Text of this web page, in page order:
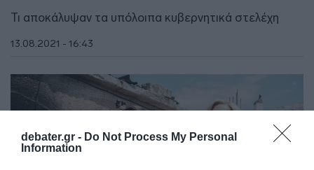
debater.gr - Do Not Process My Personal
Information
Τι αποκάλυψαν τα υπόλοιπα κυβερνητικά στελέχη
13.08.2021 - 16:43